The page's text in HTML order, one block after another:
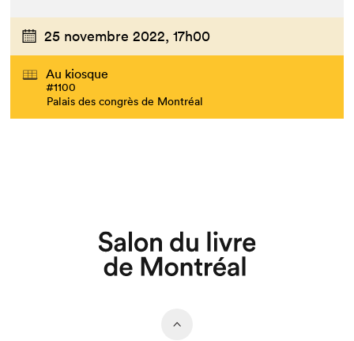
Que cherchez-vous?
25 novembre 2022, 17h00
Au kiosque
#1100
Palais des congrès de Montréal